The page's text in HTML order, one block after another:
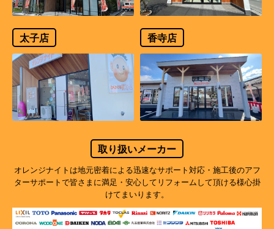
太子店 香寺店
取り扱いメーカー
オレンジナイトは地元密着による迅速なサポート対応・施工後のアフ
ターサポートで皆さまに満足・安心してリフォームして頂ける様心掛
けてまいります。